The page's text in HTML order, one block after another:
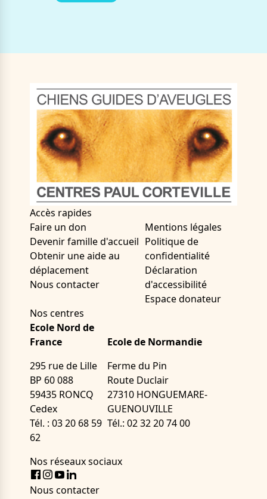
Accès rapides
Faire un don
Devenir famille d'accueil
Obtenir une aide au
déplacement
Nous contacter
Mentions légales
Politique de
confidentialité
Déclaration
d'accessibilité
Espace donateur
Nos centres
Ecole Nord de
France
295 rue de Lille
BP 60 088
59435 RONCQ
Cedex
Tél. : 03 20 68 59
62
Ecole de Normandie
Ferme du Pin
Route Duclair
27310 HONGUEMARE-
GUENOUVILLE
Tél.: 02 32 20 74 00
Nos réseaux sociaux
Facebook
Instagram
Youtube
Nous contacter